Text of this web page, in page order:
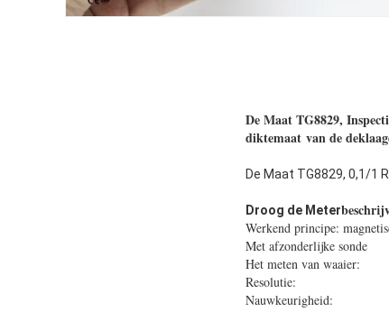
De Maat TG8829,
diktemaat van de
De Maat TG8829, 0,1/1
Droog de Meter
Werkend principe:
Met afzonderlijke sonde
Het meten van